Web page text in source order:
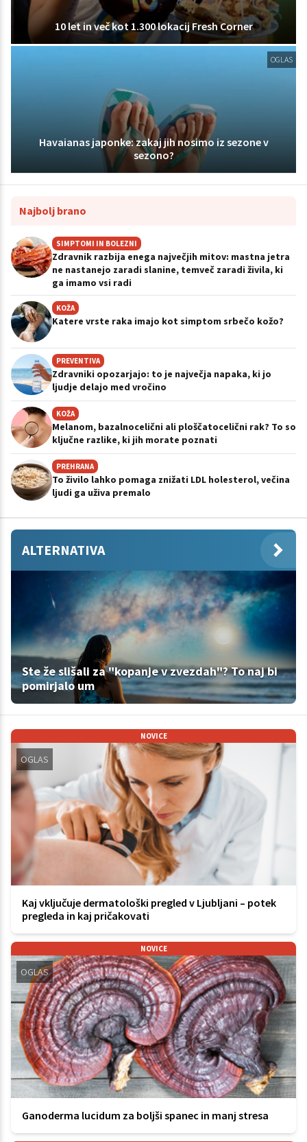
10 let in več kot 1.300 lokacij Fresh Corner
OGLAS
Havaianas japonke: zakaj jih nosimo iz sezone v
sezono?
Najbolj brano
SIMPTOMI IN BOLEZNI
Zdravnik razbija enega največjih mitov: mastna jetra
ne nastanejo zaradi slanine, temveč zaradi živila, ki
ga imamo vsi radi
KOŽA
Katere vrste raka imajo kot simptom srbečo kožo?
PREVENTIVA
Zdravniki opozarjajo: to je največja napaka, ki jo
ljudje delajo med vročino
KOŽA
Melanom, bazalnocelični ali ploščatocelični rak? To so
ključne razlike, ki jih morate poznati
PREHRANA
To živilo lahko pomaga znižati LDL holesterol, večina
ljudi ga uživa premalo
ALTERNATIVA
Ste že slišali za "kopanje v zvezdah"? To naj bi
pomirjalo um
NOVICE
OGLAS
Kaj vključuje dermatološki pregled v Ljubljani – potek
pregleda in kaj pričakovati
NOVICE
OGLAS
Ganoderma lucidum za boljši spanec in manj stresa